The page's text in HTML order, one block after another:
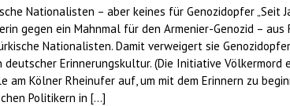
Nationalisten – aber keines für Genozidopfer „Seit
gegen ein Mahnmal für den Armenier-Genozid –
Nationalisten. Damit verweigert sie
deutscher Erinnerungskultur. (Die Initiative
am Kölner Rheinufer auf, um mit dem Erinnern zu
Politikern in [...]